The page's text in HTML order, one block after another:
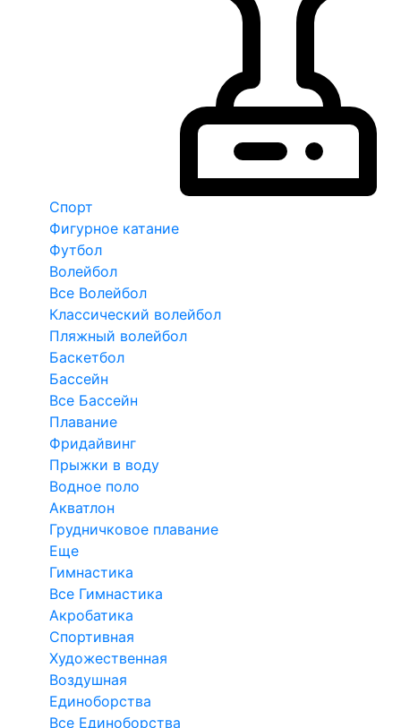
Спорт
Фигурное катание
Футбол
Волейбол
Все Волейбол
Классический волейбол
Пляжный волейбол
Баскетбол
Бассейн
Все Бассейн
Плавание
Фридайвинг
Прыжки в воду
Водное поло
Акватлон
Грудничковое плавание
Еще
Гимнастика
Все Гимнастика
Акробатика
Спортивная
Художественная
Воздушная
Единоборства
Все Единоборства